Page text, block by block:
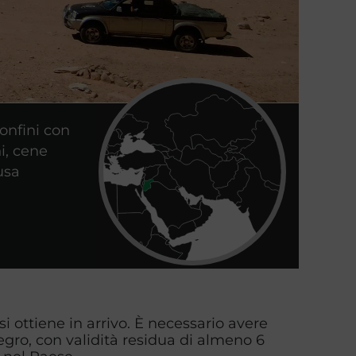
con
cene
si ottiene in arrivo. È necessario avere
con validità residua di almeno 6